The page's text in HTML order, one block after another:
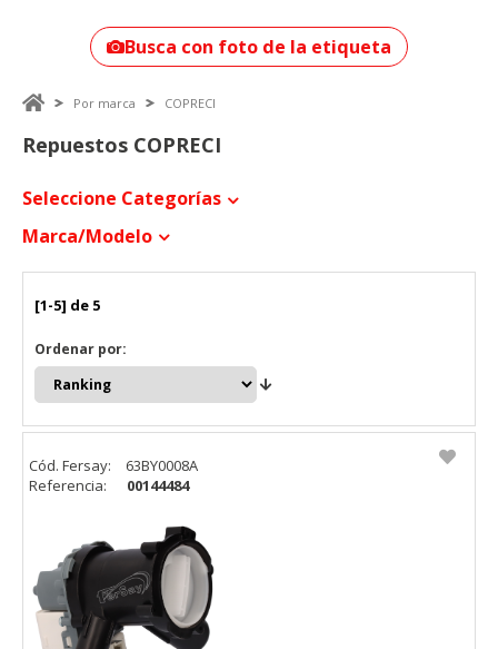
Busca con foto de la etiqueta
Por marca COPRECI
Repuestos COPRECI
Seleccione Categorías
Marca/modelo
[1-5] de 5
Ordenar por:
Cód. Fersay:
63BY0008A
Referencia:
00144484